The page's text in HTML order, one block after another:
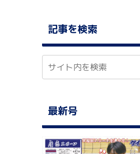
記事を検索
最新号